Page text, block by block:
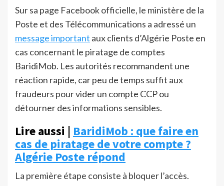
Sur sa page Facebook officielle, le ministère de la
Poste et des Télécommunications a adressé un
message important aux clients d’Algérie Poste en
cas concernant le piratage de comptes
BaridiMob. Les autorités recommandent une
réaction rapide, car peu de temps suffit aux
fraudeurs pour vider un compte CCP ou
détourner des informations sensibles.
Lire aussi | BaridiMob : que faire en
cas de piratage de votre compte ?
Algérie Poste répond
La première étape consiste à bloquer l’accès.